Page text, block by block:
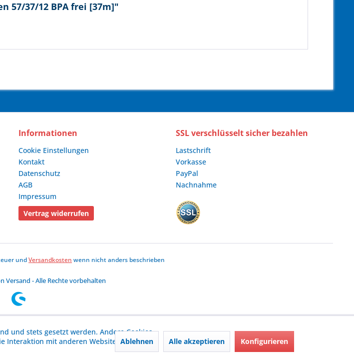
57/37/12 BPA frei [37m]"
Informationen
Cookie Einstellungen
Kontakt
Datenschutz
AGB
Impressum
Vertrag widerrufen
SSL verschlüsselt sicher bezahlen
Lastschrift
Vorkasse
PayPal
Nachnahme
undVersandkosten wenn nicht anders beschrieben
Versand - Alle Rechte vorbehalten
und stets gesetzt werden. Andere Cookies,
Interaktion mit anderen Websites undAblehnen Alle akzeptieren Konfigurieren